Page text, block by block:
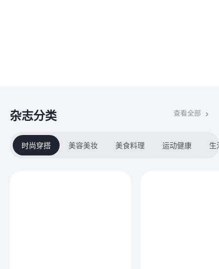
杂志分类 查看全部
时尚穿搭 美容美妆 美食料理 运动健康 生